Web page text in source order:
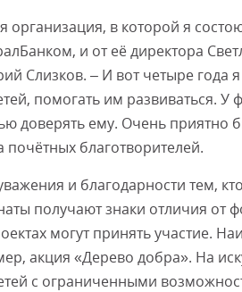
организация, в которой я
и от её директора
Слизков. – И вот четыре года
помогать им развиваться. У
доверять ему. Очень приятно
почётных благотворителей.
и благодарности тем,
получают знаки отличия от
могут принять участие.
акция «Дерево добра». На
с ограниченными